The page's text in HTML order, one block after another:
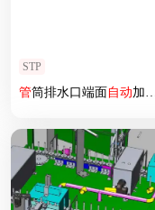
STP
管筒排水口端面自动加工